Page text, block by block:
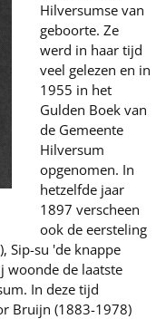
Hilversumse van
geboorte. Ze
werd in haar tijd
veel gelezen en in
1955 in het
Gulden Boek van
de Gemeente
Hilversum
opgenomen. In
hetzelfde jaar
1897 verscheen
ook de eersteling
Sip-su 'de knappe
woonde de laatste
In deze tijd
Bruijn (1883-1978)